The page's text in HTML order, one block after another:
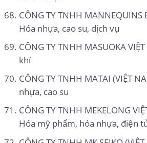
CÔNG TY TNHH
Hóa nhựa, cao su, dịch vụ
CÔNG TY TNHH MASUOKA
khí
CÔNG TY TNHH MATAI (VIỆT
nhựa, cao su
CÔNG TY TNHH MEKELONG
Hóa mỹ phẩm, hóa nhựa, điện